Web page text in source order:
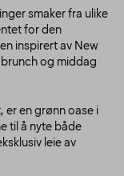
smaker fra ulike
for den
inspirert av New
og middag
er en grønn oase i
til å nyte både
leie av